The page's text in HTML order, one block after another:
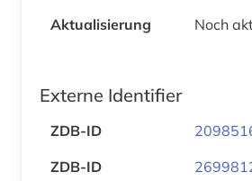
Aktualisierung
Noch
Externe Identifier
ZDB-ID
ZDB-ID